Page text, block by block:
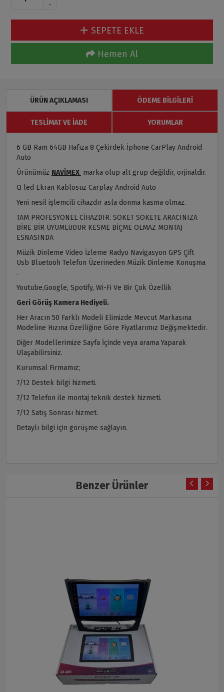
-
SEPETE EKLE
Hemen Al
ÜRÜN AÇIKLAMASI ÖDEME BILGILERI
TESLIMAT VE İADE YORUMLAR
6 GB Ram 64GB Hafıza 8 Çekirdek İphone CarPlay Android
Auto
Ürünümüz NAVİMEX marka olup alt grup değildir, orjinaldir.
Q led Ekran Kablosuz Carplay Android Auto
Yeni nesil işlemcili cihazdır asla donma kasma olmaz.
TAM PROFESYONEL CİHAZDIR. SOKET SOKETE ARACINIZA
BİRE BİR UYUMLUDUR KESME BİÇME OLMAZ MONTAJ
ESNASINDA
Müzik Dinleme Video İzleme Radyo Navigasyon GPS Çift
Usb Bluetooh Telefon Üzerineden Müzik Dinleme Konuşma
.
Youtube,Google, Spotify, Wi-Fi Ve Bir Çok Özellik
Geri Görüş Kamera Hediyeli.
Her Aracın 50 Farklı Modeli Elimizde Mevcut Markasına
Modeline Hızına Özelliğine Göre Fiyatlarımız Değişmektedir.
Diğer Modellerimize Sayfa İçinde veya arama Yaparak
Ulaşabilirsiniz.
Kurumsal Firmamız;
7/12 Destek bilgi hizmeti.
7/12 Telefon ile montaj teknik destek hizmeti.
7/12 Satış Sonrası hizmet.
Detaylı bilgi için görüşme sağlayın.
Benzer Ürünler